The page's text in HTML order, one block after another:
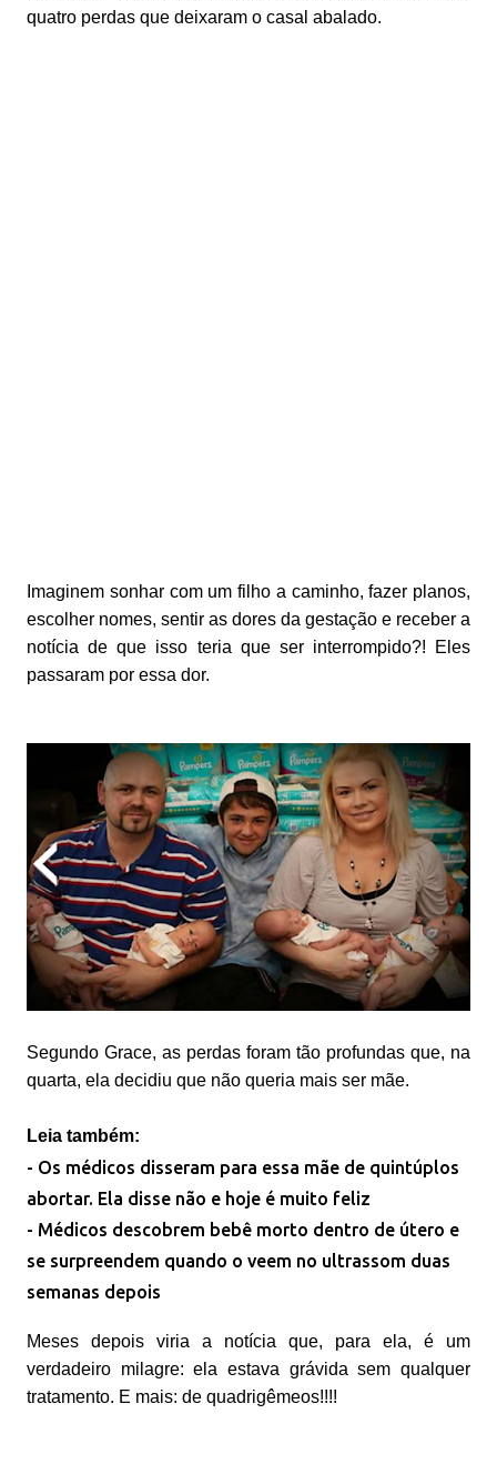
quatro perdas que deixaram o casal abalado.
Imaginem sonhar com um filho a caminho, fazer planos,
escolher nomes, sentir as dores da gestação e receber a
notícia de que isso teria que ser interrompido?! Eles
passaram por essa dor.
Segundo Grace, as perdas foram tão profundas que, na
quarta, ela decidiu que não queria mais ser mãe.
Leia também:
- Os médicos disseram para essa mãe de quintúplos
abortar. Ela disse não e hoje é muito feliz
- Médicos descobrem bebê morto dentro de útero e
se surpreendem quando o veem no ultrassom duas
semanas depois
Meses depois viria a notícia que, para ela, é um
verdadeiro milagre: ela estava grávida sem qualquer
tratamento. E mais: de quadrigêmeos!!!!